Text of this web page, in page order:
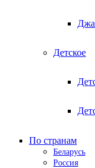
Детское
По странам
Беларусь
Россия